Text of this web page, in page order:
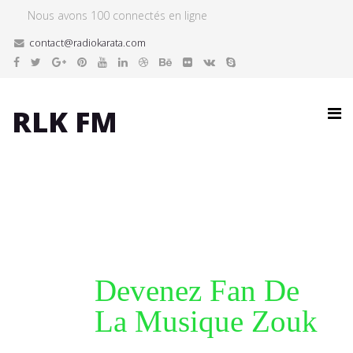
Nous avons 100 connectés en ligne
contact@radiokarata.com
RLK FM
Devenez Fan De
La Musique Zouk